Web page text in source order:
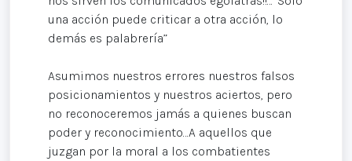
una acción puede criticar a otra acción, lo
demás es palabrería”
Asumimos nuestros errores nuestros falsos
posicionamientos y nuestros aciertos, pero
no reconoceremos jamás a quienes buscan
poder y reconocimiento…A aquellos que
juzgan por la moral a los combatientes